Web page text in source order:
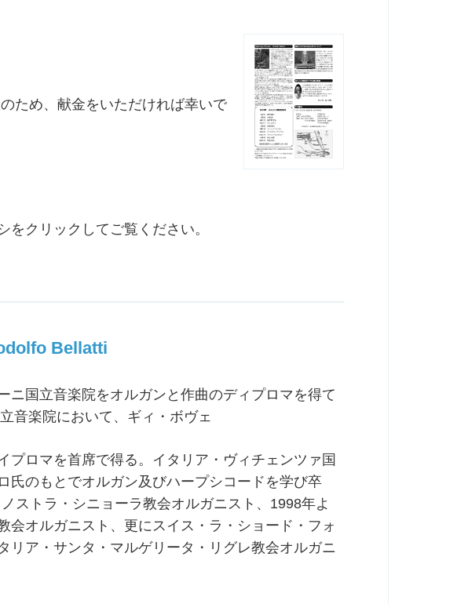
ため、献金をいただければ幸いで
クリックしてご覧ください。
Bellatti
ニ国立音楽院をオルガンと作曲のディプロマを得て
音楽院において、ギィ・ボヴェ
プロマを首席で得る。イタリア・ヴィチェンツァ国
氏のもとでオルガン及びハープシコードを学び卒
ストラ・シニョーラ教会オルガニスト、1998年よ
会オルガニスト、更にスイス・ラ・ショード・フォ
リア・サンタ・マルゲリータ・リグレ教会オルガニ